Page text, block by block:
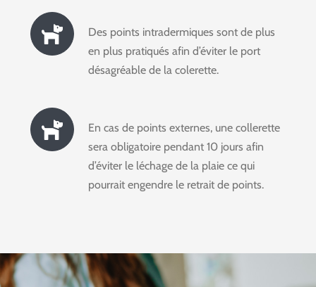
Des points intradermiques sont de plus
en plus pratiqués afin d’éviter le port
désagréable de la colerette.
En cas de points externes, une collerette
sera obligatoire pendant 10 jours afin
d’éviter le léchage de la plaie ce qui
pourrait engendre le retrait de points.